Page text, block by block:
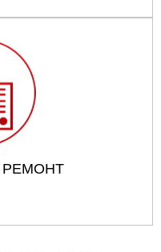
РЕМОНТ